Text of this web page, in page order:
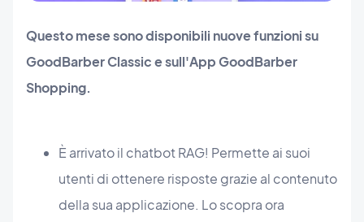
Questo mese sono disponibili nuove funzioni su
GoodBarber Classic e sull'App GoodBarber
Shopping.
È arrivato il chatbot RAG! Permette ai suoi
utenti di ottenere risposte grazie al contenuto
della sua applicazione. Lo scopra ora